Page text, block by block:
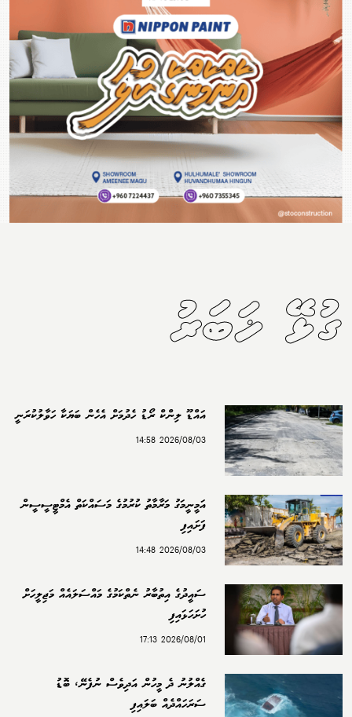
ގުޅޭ ޚަބަރު
އައްޑޫ ލިންކް ރޯޑު ހެދުމަށް އެހެން ބަޔަކާ ހަވާލުކުރަނީ
2026/08/03 14:58
އަމީނީމަގު މަރާމާތު ކުރުމުގެ މަސައްކަތް އެމްޓީސީސީން
ފަށައިފި
2026/08/03 14:48
ސައީދުގެ އިތުބާރު ނެތްކަމުގެ މައްސަލައެއް މަޖިލީހަށް
ހުށަހަޅައިފި
2026/08/01 17:13
ގެއްލުނު ދެ މީހުން އަދިވެސް ނުފެނޭ، ބޮޑު
ސަރަހައްދެއް ބަލައިފި